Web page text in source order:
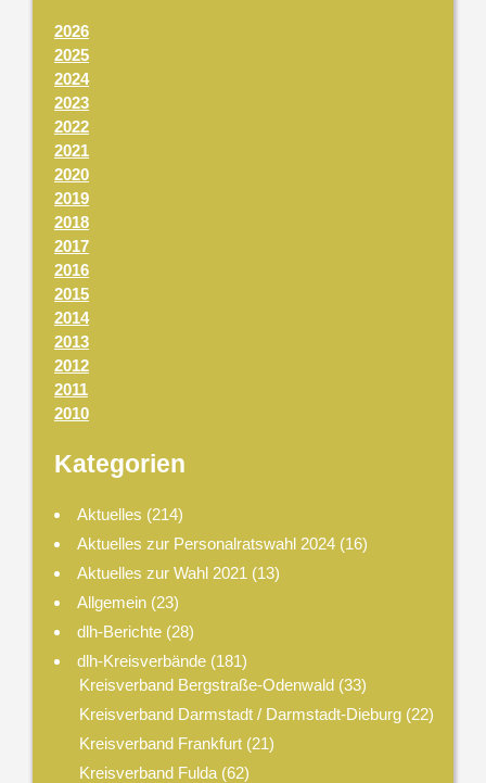
2026
2025
2024
2023
2022
2021
2020
2019
2018
2017
2016
2015
2014
2013
2012
2011
2010
Kategorien
Aktuelles (214)
Aktuelles zur Personalratswahl 2024 (16)
Aktuelles zur Wahl 2021 (13)
Allgemein (23)
dlh-Berichte (28)
dlh-Kreisverbände (181)
Kreisverband Bergstraße-Odenwald(33)
Kreisverband Darmstadt / Darmstadt-Dieburg(22)
Kreisverband Frankfurt(21)
Kreisverband Fulda(62)